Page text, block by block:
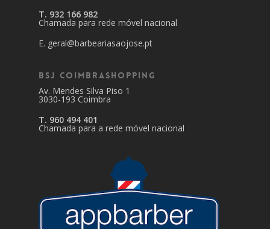
T. 932 166 982
Chamada para rede móvel nacional
E. geral@barbeariasaojose.pt
BSJ CoimbraShopping
Av. Mendes Silva Piso 1
3030-193 Coimbra
T. 960 494 401
Chamada para a rede móvel nacional